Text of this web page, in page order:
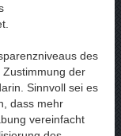
des
Zustimmung der
Sinnvoll sei es
dass mehr
vereinfacht